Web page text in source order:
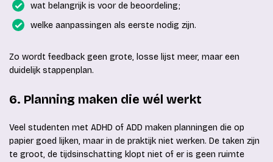
wat belangrijk is voor de beoordeling;
welke aanpassingen als eerste nodig zijn.
Zo wordt feedback geen grote, losse lijst meer, maar een
duidelijk stappenplan.
6. Planning maken die wél werkt
Veel studenten met ADHD of ADD maken planningen die op
papier goed lijken, maar in de praktijk niet werken. De taken zijn
te groot, de tijdsinschatting klopt niet of er is geen ruimte